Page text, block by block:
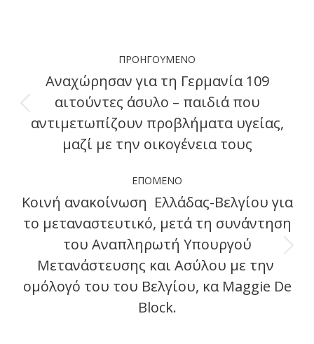
navigation
ΠΡΟΗΓΟΎΜΕΝΟ
Previous
post:
Αναχώρησαν για τη Γερμανία 109
αιτούντες άσυλο – παιδιά που
αντιμετωπίζουν προβλήματα υγείας,
μαζί με την οικογένεια τους
ΕΠΌΜΕΝΟ
Next
Κοινή ανακοίνωση Ελλάδας-Βελγίου για
το μεταναστευτικό, μετά τη συνάντηση
του Αναπληρωτή Υπουργού
Μετανάστευσης και Ασύλου με την
ομόλογό του του Βελγίου, κα Maggie De
Block.